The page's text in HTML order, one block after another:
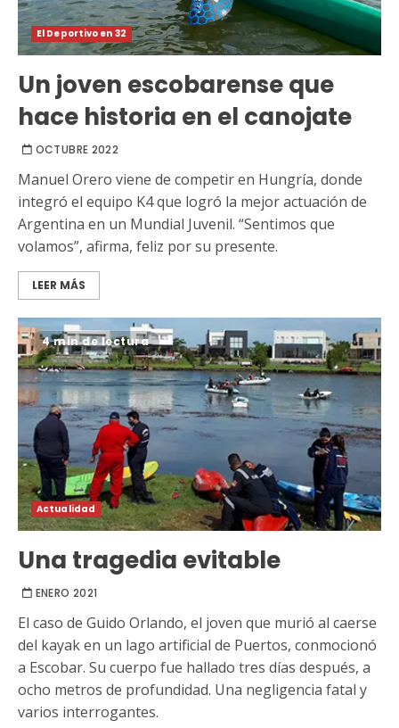
El Deportivo en 32
Un joven escobarense que
hace historia en el canojate
OCTUBRE 2022
Manuel Orero viene de competir en Hungría, donde
integró el equipo K4 que logró la mejor actuación de
Argentina en un Mundial Juvenil. “Sentimos que
volamos”, afirma, feliz por su presente.
LEER MÁS
4 min de lectura
Actualidad
Una tragedia evitable
ENERO 2021
El caso de Guido Orlando, el joven que murió al caerse
del kayak en un lago artificial de Puertos, conmocionó
a Escobar. Su cuerpo fue hallado tres días después, a
ocho metros de profundidad. Una negligencia fatal y
varios interrogantes.